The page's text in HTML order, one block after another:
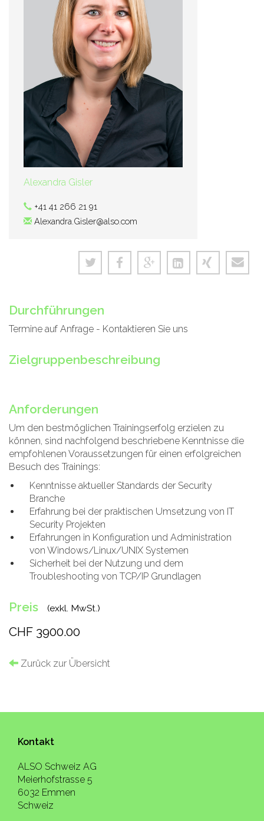
Alexandra Gisler
+41 41 266 21 91
Alexandra.Gisler@also.com
Durchführungen
Termine auf Anfrage - Kontaktieren Sie uns
Zielgruppenbeschreibung
Anforderungen
Um den bestmöglichen Trainingserfolg erzielen zu
können, sind nachfolgend beschriebene Kenntnisse die
empfohlenen Voraussetzungen für einen erfolgreichen
Besuch des Trainings:
Kenntnisse aktueller Standards der Security
Branche
Erfahrung bei der praktischen Umsetzung von IT
Security Projekten
Erfahrungen in Konfiguration und Administration
von Windows/Linux/UNIX Systemen
Sicherheit bei der Nutzung und dem
Troubleshooting von TCP/IP Grundlagen
Preis (exkl. MwSt.)
CHF 3900.00
Zurück zur Übersicht
Kontakt
ALSO Schweiz AG
Meierhofstrasse 5
6032 Emmen
Schweiz